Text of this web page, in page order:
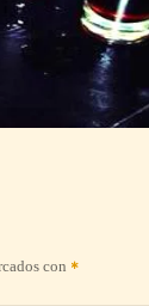
con